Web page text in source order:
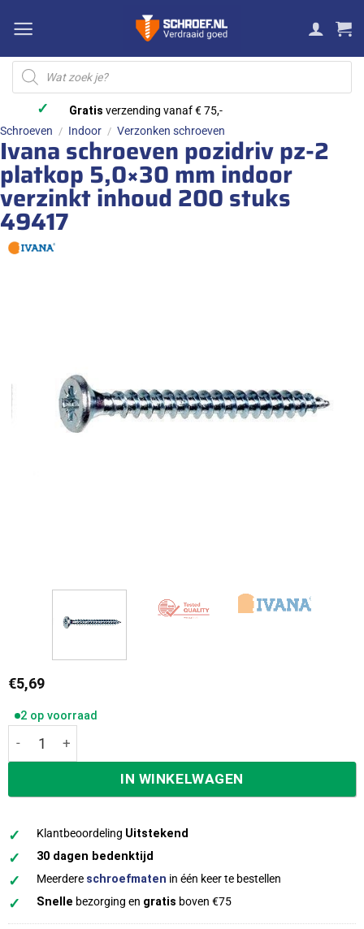
naar
inhoud
Producten
zoeken
✓ Gratis verzending vanaf € 75,-
Schroeven / Indoor / Verzonken schroeven
Ivana schroeven pozidriv pz-2
platkop 5,0×30 mm indoor
verzinkt inhoud 200 stuks
49417
€5,69
2 op voorraad
Ivana schroeven pozidriv pz-2 platkop 5,0x30 mm
IN WINKELWAGEN
✓ Klantbeoordeling Uitstekend
✓ 30 dagen bedenktijd
✓ Meerdere schroefmaten in één keer te bestellen
✓ Snelle bezorging en gratis boven €75